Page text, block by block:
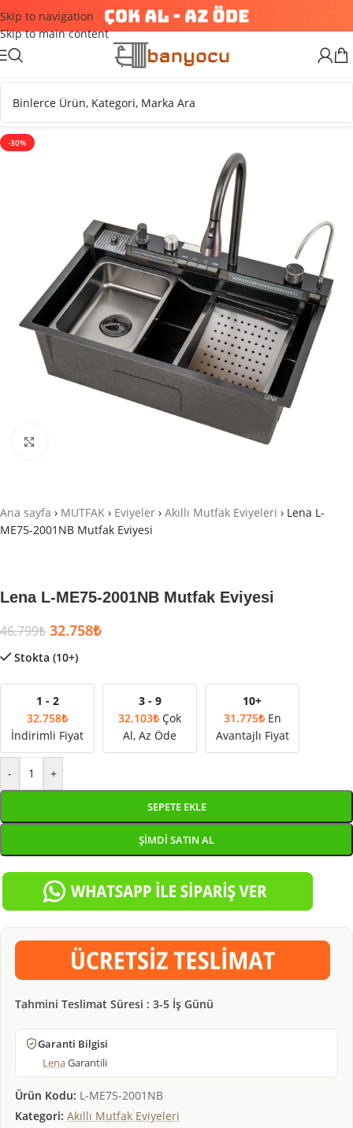
Skip to navigation
Skip to main content
-30%
Ana sayfa › MUTFAK › Eviyeler › Akıllı Mutfak Eviyeleri › Lena L-
ME75-2001NB Mutfak Eviyesi
Lena L-ME75-2001NB Mutfak Eviyesi
46.799₺ 32.758₺
Stokta (10+)
1 - 2
32.758₺
İndirimli Fiyat
3 - 9
32.103₺ Çok
Al, Az Öde
10+
31.775₺ En
Avantajlı Fiyat
- +
SEPETE EKLE
ŞIMDI SATIN AL
Tahmini Teslimat Süresi : 3-5 İş Günü
Garanti Bilgisi
LenaGarantili
Ürün Kodu: L-ME75-2001NB
Kategori: Akıllı Mutfak Eviyeleri